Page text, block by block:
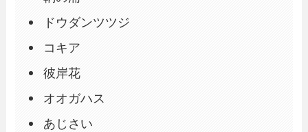
ドウダンツツジ
コキア
彼岸花
オオガハス
あじさい